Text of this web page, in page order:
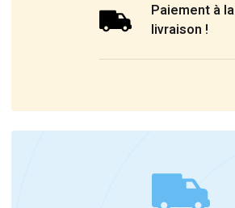
Paiement à la
livraison !